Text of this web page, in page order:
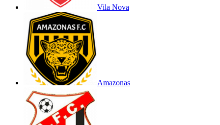
Vila Nova
Amazonas